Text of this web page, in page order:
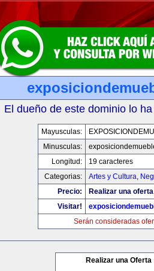
El dueño de este dominio lo
Mayusculas:
Minusculas:
Longitud:
19 caracteres
Categorias:
Artes y Cultura,
Precio:
Realizar una
Visitar!
Serán consideradas
Realizar una Oferta